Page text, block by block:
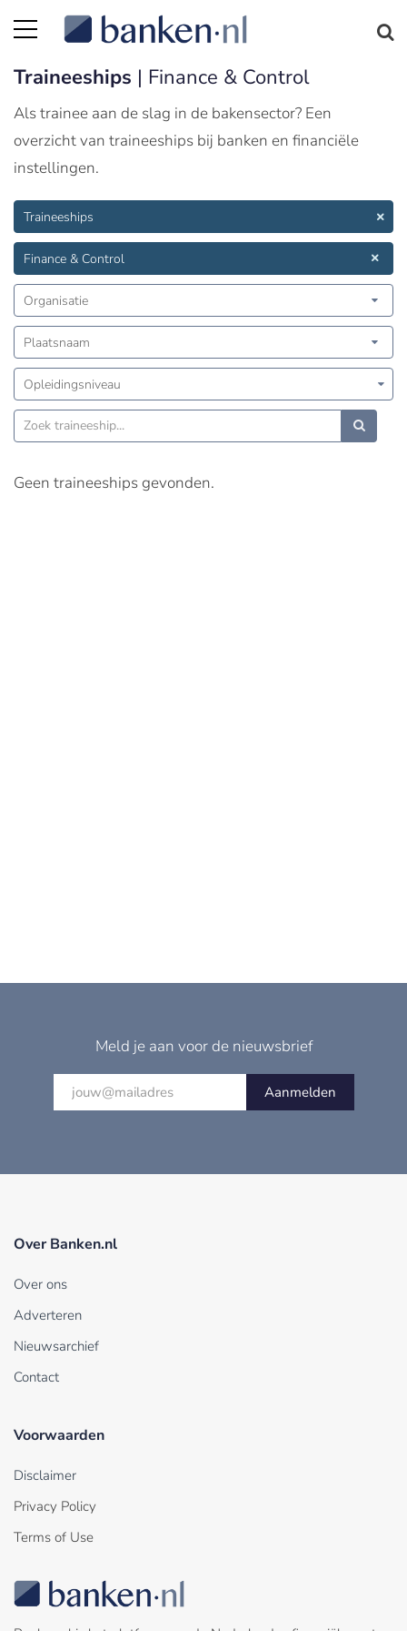
Traineeships | Finance & Control
Als trainee aan de slag in de bakensector? Een
overzicht van traineeships bij banken en financiële
instellingen.
Traineeships
Finance & Control
Organisatie
Plaatsnaam
Opleidingsniveau
Geen traineeships gevonden.
Meld je aan voor de nieuwsbrief
Aanmelden
Over Banken.nl
Over ons
Adverteren
Nieuwsarchief
Contact
Voorwaarden
Disclaimer
Privacy Policy
Terms of Use